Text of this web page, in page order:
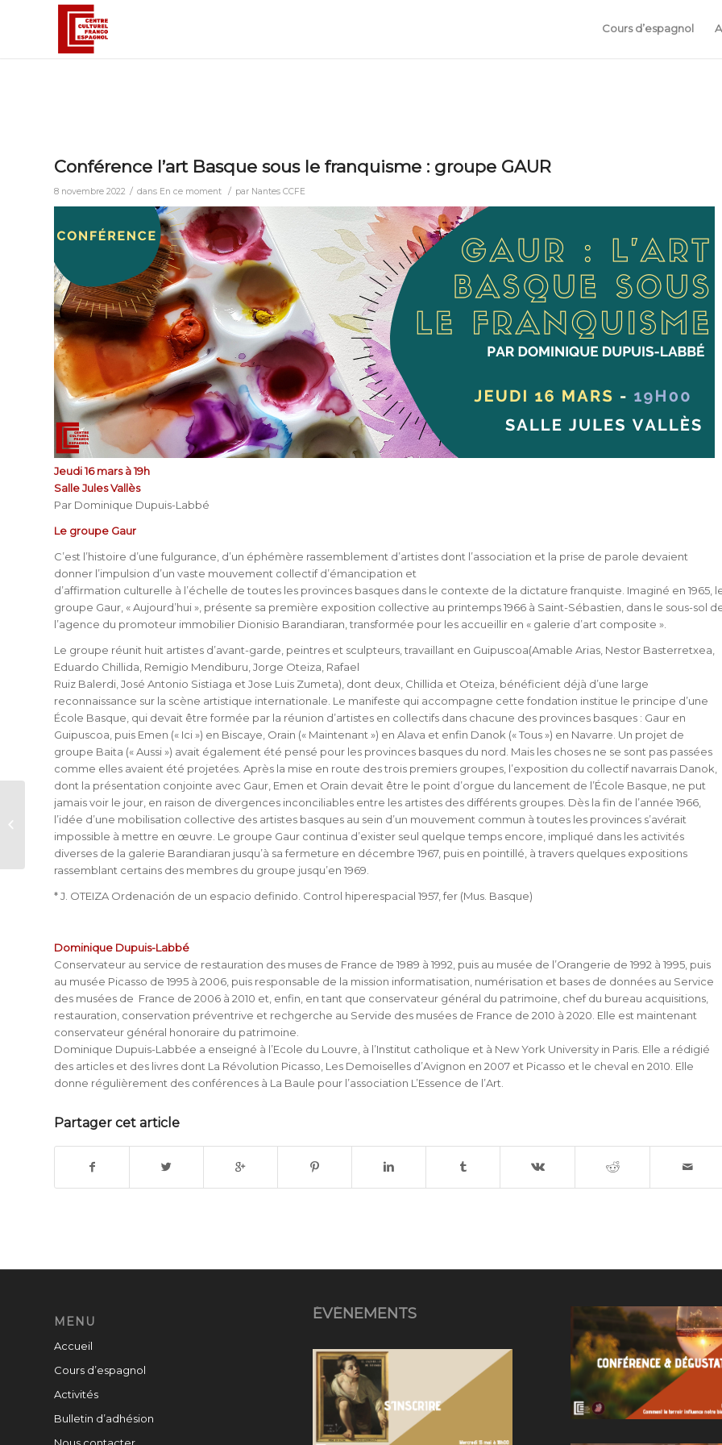
Cours d’espagnol
Conférence l’art Basque sous le franquisme : groupe GAUR
8 novembre 2022 / dans En ce moment / par Nantes CCFE
Jeudi 16 mars à 19h
Salle Jules Vallès
Par Dominique Dupuis-Labbé
Le groupe Gaur
C’est l’histoire d’une fulgurance, d’un éphémère rassemblement d’artistes dont l’association et la prise de parole devaient
donner l’impulsion d’un vaste mouvement collectif d’émancipation et
d’affirmation culturelle à l’échelle de toutes les provinces basques dans le contexte de la dictature franquiste. Imaginé en 1965,
groupe Gaur, « Aujourd’hui », présente sa première exposition collective au printemps 1966 à Saint-Sébastien, dans le sous-sol
l’agence du promoteur immobilier Dionisio Barandiaran, transformée pour les accueillir en « galerie d’art composite ».
Le groupe réunit huit artistes d’avant-garde, peintres et sculpteurs, travaillant en Guipuscoa(Amable Arias, Nestor Basterretxea,
Eduardo Chillida, Remigio Mendiburu, Jorge Oteiza, Rafael
Ruiz Balerdi, José Antonio Sistiaga et Jose Luis Zumeta), dont deux, Chillida et Oteiza, bénéficient déjà d’une large
reconnaissance sur la scène artistique internationale. Le manifeste qui accompagne cette fondation institue le principe d’une
École Basque, qui devait être formée par la réunion d’artistes en collectifs dans chacune des provinces basques : Gaur en
Guipuscoa, puis Emen (« Ici ») en Biscaye, Orain (« Maintenant ») en Alava et enfin Danok (« Tous ») en Navarre. Un projet de
groupe Baita (« Aussi ») avait également été pensé pour les provinces basques du nord. Mais les choses ne se sont pas passées
comme elles avaient été projetées. Après la mise en route des trois premiers groupes, l’exposition du collectif navarrais Danok,
dont la présentation conjointe avec Gaur, Emen et Orain devait être le point d’orgue du lancement de l’École Basque, ne put
jamais voir le jour, en raison de divergences inconciliables entre les artistes des différents groupes. Dès la fin de l’année 1966,
l’idée d’une mobilisation collective des artistes basques au sein d’un mouvement commun à toutes les provinces s’avérait
impossible à mettre en œuvre. Le groupe Gaur continua d’exister seul quelque temps encore, impliqué dans les activités
diverses de la galerie Barandiaran jusqu’à sa fermeture en décembre 1967, puis en pointillé, à travers quelques expositions
rassemblant certains des membres du groupe jusqu’en 1969.
* J. OTEIZA Ordenación de un espacio definido. Control hiperespacial 1957, fer (Mus. Basque)
Dominique Dupuis-Labbé
Conservateur au service de restauration des muses de France de 1989 à 1992, puis au musée de l’Orangerie de 1992 à 1995, puis
au musée Picasso de 1995 à 2006, puis responsable de la mission informatisation, numérisation et bases de données au Service
des musées de France de 2006 à 2010 et, enfin, en tant que conservateur général du patrimoine, chef du bureau acquisitions,
restauration, conservation préventrive et rechgerche au Servide des musées de France de 2010 à 2020. Elle est maintenant
conservateur général honoraire du patrimoine.
Dominique Dupuis-Labbée a enseigné à l’Ecole du Louvre, à l’Institut catholique et à New York University in Paris. Elle a rédigié
des articles et des livres dont La Révolution Picasso, Les Demoiselles d’Avignon en 2007 et Picasso et le cheval en 2010. Elle
donne régulièrement des conférences à La Baule pour l’association L’Essence de l’Art.
Partager cet article
MENU
Accueil
Cours d’espagnol
Activités
Bulletin d’adhésion
ÉVÉNEMENTS
L’Espagne, un Etat et des
identités multiples.